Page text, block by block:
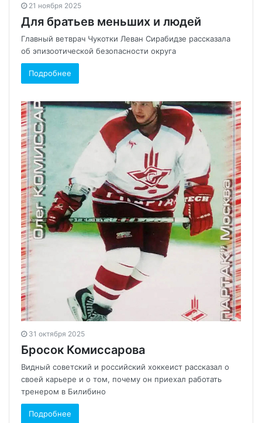
21 ноября 2025
Для братьев меньших и людей
Главный ветврач Чукотки Леван Сирабидзе рассказала
об эпизоотической безопасности округа
Подробнее
31 октября 2025
Бросок Комиссарова
Видный советский и российский хоккеист рассказал о
своей карьере и о том, почему он приехал работать
тренером в Билибино
Подробнее